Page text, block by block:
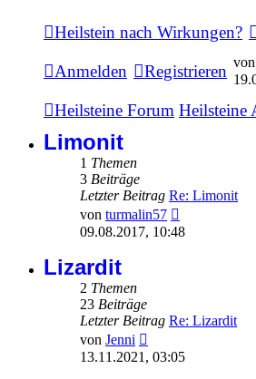
Heilstein nach Wirkungen?
Anmelden Registrieren
Heilsteine Forum Heilsteine
von
Limonit
1 Themen
3 Beiträge
Letzter Beitrag Re: Limonit
von turmalin57
Beitrag
09.08.2017, 10:48
Lizardit
2 Themen
23 Beiträge
Letzter Beitrag Re: Lizardit
von Jenni
Beitrag
13.11.2021, 03:05